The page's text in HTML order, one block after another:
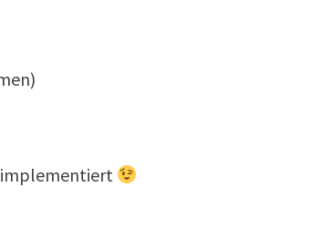
implementiert